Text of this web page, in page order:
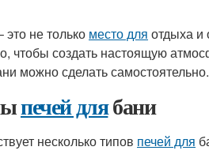
это не только место для отдыха и
чтобы создать настоящую
можно сделать самостоятельно.
печей длябани
несколько типов печей для